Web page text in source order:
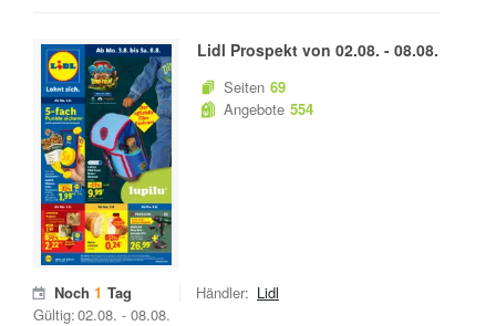
Lidl Prospekt von 02.08. - 08.08.
Seiten 69
Angebote 554
Noch 1 Tag
Gültig:02.08. - 08.08.
Händler: Lidl